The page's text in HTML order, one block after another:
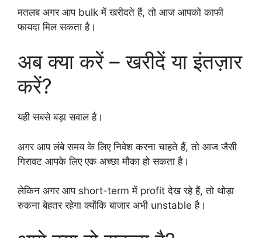
मतलब अगर आप bulk में खरीदते हैं, तो आज आपको काफी
फायदा मिल सकता है।
अब क्या करें – खरीदें या इंतज़ार
करें?
यही सबसे बड़ा सवाल है।
अगर आप लंबे समय के लिए निवेश करना चाहते हैं, तो आज जैसी
गिरावट आपके लिए एक अच्छा मौका हो सकता है।
लेकिन अगर आप short-term में profit देख रहे हैं, तो थोड़ा
रुकना बेहतर रहेगा क्योंकि बाजार अभी unstable है।